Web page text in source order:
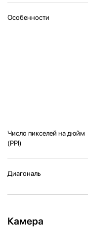
Особенности
Число пикселей на дюйм
(PPI)
Диагональ
Камера